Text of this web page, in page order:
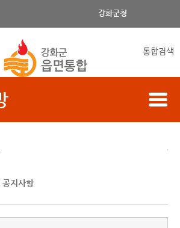
강화군청
통합검색
공지사항